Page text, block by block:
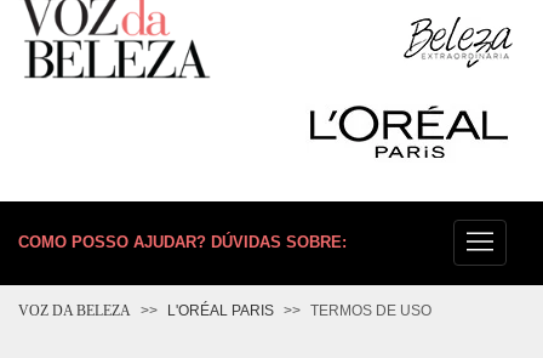
COMO POSSO AJUDAR? DÚVIDAS SOBRE:
VOZ DA BELEZA L'ORÉAL PARIS TERMOS DE USO